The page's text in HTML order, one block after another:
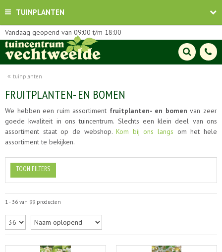
TUINPLANTEN
tuinplanten
Vandaag geopend van 09:00 t/m 18:00
FRUITPLANTEN- EN BOMEN
We hebben een ruim assortiment fruitplanten- en bomen van zeer
goede kwaliteit in ons tuincentrum. Slechts een klein deel van ons
assortiment staat op de webshop.Kom bij ons langs om het hele
assortiment te bekijken.
TOON FILTERS
1 - 36 van 99 producten